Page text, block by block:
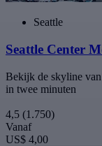
Seattle
Seattle Center
Bekijk de skyline van
in twee minuten
4,5 (1.750)
Vanaf
US$ 4,00